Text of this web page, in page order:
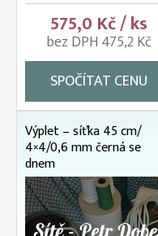
575,0 Kč / ks
bez DPH 475,2 Kč
SPOČÍTAT CENU
Výplet – síťka 45 cm/
4×4/0,6 mm černá se
dnem